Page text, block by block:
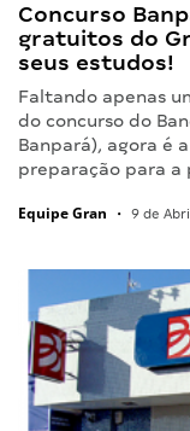
Concurso
gratuitos do
seus estudos!
Faltando apenas
do concurso do
Banpará), agora é
preparação para a
Equipe Gran • 9 de